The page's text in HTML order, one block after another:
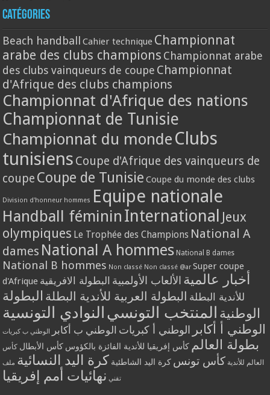
Catégories
Beach handball Cahier technique Championnat
arabe des clubs champions Championnat arabe
des clubs vainqueurs de coupe Championnat
d'Afrique des clubs champions
Championnat d'Afrique des nations
Championnat de Tunisie
Championnat du monde Clubs
tunisiens Coupe d'Afrique des vainqueurs de
coupe Coupe de Tunisie Coupe du monde des clubs
Division d'honneur hommes Equipe nationale
Handball féminin International Jeux
olympiques Le Trophée des Champions National A
dames National A hommes National B dames
National B hommes Non classé Non classé @ar Super coupe
d'Afrique
أخبار عالمية الألعاب الأولمبية البطولة الافريقية
للأندية البطلة البطولة العربية للأندية البطلة البطولة
الوطنية المنتخب التونسي النوادي التونسية
الوطني أ أكابر الوطني أ كبريات الوطني ب أكابر الوطني ب كبريات
بطولة العالم كأس إفريقيا للأندية الفائزة بالكؤوس كأس الأبطال كأس
العالم للأندية كأس تونس كرة اليد الشاطئية كرة اليد النسائية ملف
تقني نهائيات أمم إفريقيا